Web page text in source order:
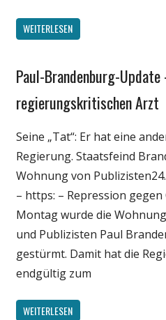
WEITERLESEN
Gesellschaft
Medien
Politik
Wirtschaft
Wissenschaft
Paul-Brandenburg-
regierungskritischen Arzt
Seine „Tat“: Er hat eine
Regierung. Staatsfeind
Wohnung von
– https: – Repression
Montag wurde die
und Publizisten Paul
gestürmt. Damit hat die
endgültig zum
WEITERLESEN